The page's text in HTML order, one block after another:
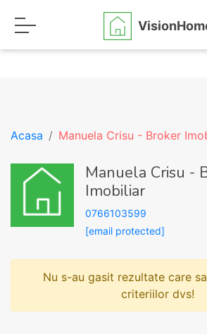
Acasa Manuela Crisu - Broker
Manuela Crisu -
Imobiliar
0766103599
[email protected]
Nu s-au gasit rezultate care
criteriilor dvs!